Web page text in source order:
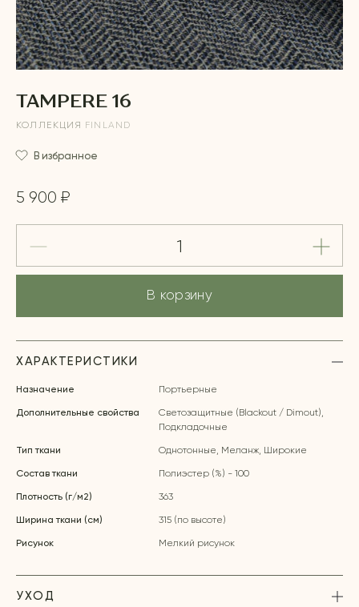
TAMPERE 16
КОЛЛЕКЦИЯ FINLAND
В избранное
5 900 ₽
В корзину
ХАРАКТЕРИСТИКИ
Назначение Портьерные
Дополнительные свойства
Светозащитные (Blackout / Dimout),
Подкладочные
Тип ткани Однотонные, Меланж, Широкие
Состав ткани Полиэстер (%) - 100
Плотность (г/м2) 363
Ширина ткани (см) 315 (по высоте)
Рисунок Мелкий рисунок
УХОД